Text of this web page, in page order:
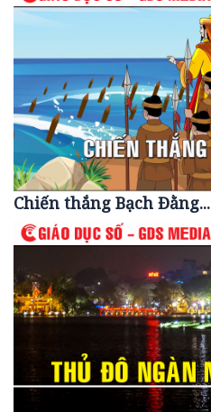
Chiến thắng Bạch Đằng...